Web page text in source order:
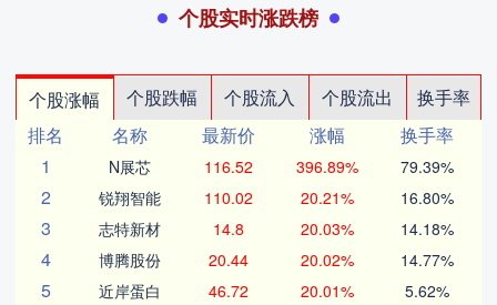
个股实时涨跌榜
个股涨幅 个股跌幅 个股流入 个股流出
换手率
排名
名称 最新价 涨幅
换手率
1
N展芯 116.52 396.89% 79.39%
2 锐翔智能 110.02 20.21% 16.80%
3 志特新材 14.8 20.03% 14.18%
4 博腾股份 20.44 20.02% 14.77%
5 近岸蛋白 46.72 20.01% 5.62%